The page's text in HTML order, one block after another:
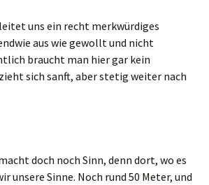
uns ein recht merkwürdiges
aus wie gewollt und nicht
braucht man hier gar kein
sich sanft, aber stetig weiter nach
doch noch Sinn, denn dort, wo es
unsere Sinne. Noch rund 50 Meter, und